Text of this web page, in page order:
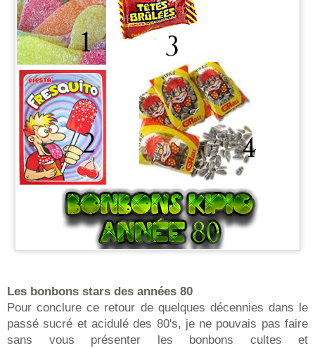
Les bonbons stars des années 80
Pour conclure ce retour de quelques décennies dans le
passé sucré et acidulé des 80's, je ne pouvais pas faire
sans vous présenter les bonbons cultes et